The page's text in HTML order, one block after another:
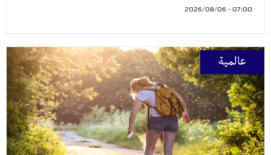
07:00 - 2026/08/06
عالمية